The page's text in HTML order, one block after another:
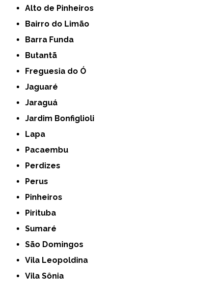
Alto de Pinheiros
Bairro do Limão
Barra Funda
Butantã
Freguesia do Ó
Jaguaré
Jaraguá
Jardim Bonfiglioli
Lapa
Pacaembu
Perdizes
Perus
Pinheiros
Pirituba
Sumaré
São Domingos
Vila Leopoldina
Vila Sônia